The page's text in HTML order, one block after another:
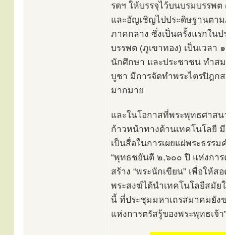
รดฯ ให้บรรจุไว้บนบรมบรรพ
และอัญเชิญไปประดิษฐานตา
ภาคกลาง ซึ่งเป็นครั้งแรกใน
บรรพต (ภูเขาทอง) เป็นเวลา
นักศึกษา และประชาชน ทำส
บูชา มีการจัดทำพระไตรปิฎก
มากมาย
และในโอกาสที่พระพุทธศาส
ก้าวหน้าทางด้านเทคโนโลยี
เป็นสื่อในการเผยแผ่พระธรร
“พุทธชยันตี ๒,๖๐๐ ปี แห่งการ
สร้าง “พระนักเขียน” เพื่อให้
พระสงฆ์ได้นำเทคโนโลยีสมั
นี้ ที่ประชุมมหาเถรสมาคมยั
แห่งการตรัสรู้ของพระพุทธเจ้